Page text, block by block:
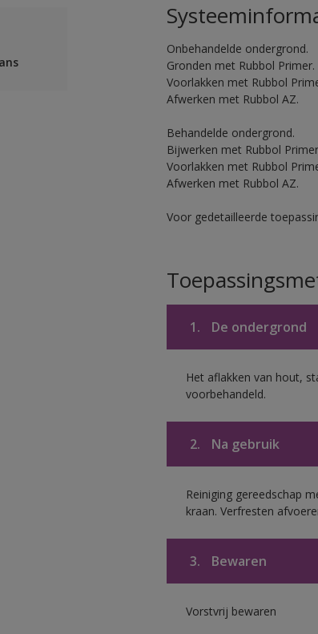
Onbehandelde ondergrond.
Gronden met Rubbol Primer.
Voorlakken met Rubbol
Afwerken met Rubbol AZ.
Behandelde ondergrond.
Bijwerken met Rubbol
Voorlakken met Rubbol
Afwerken met Rubbol AZ.
Voor gedetailleerde
1. De ondergrond
Het aflakken van hout,
voorbehandeld.
2. Na gebruik
Reiniging gereedschap
kraan. Verfresten
3. Bewaren
Vorstvrij bewaren